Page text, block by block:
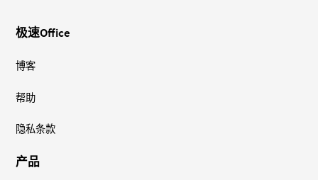
极速Office
博客
帮助
隐私条款
产品